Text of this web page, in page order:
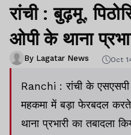
रांची : बुढ़मू,
ओपी के थाना
By Lagatar News Oct
Ranchi : रांची के
महकमा में बड़ा फेरबदल
थाना प्रभारी का तबादला